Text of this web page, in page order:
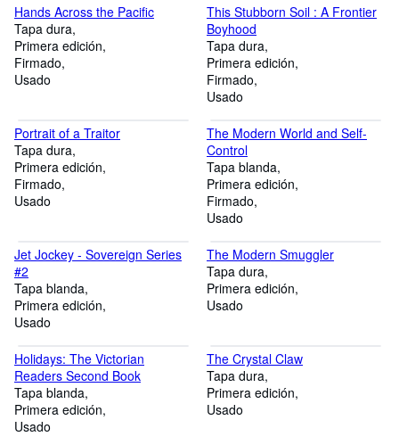
Hands Across the Pacific
Tapa dura
Primera edición
Firmado
Usado
This Stubborn Soil : A Frontier
Boyhood
Tapa dura
Primera edición
Firmado
Usado
Portrait of a Traitor
Tapa dura
Primera edición
Firmado
Usado
The Modern World and Self-
Control
Tapa blanda
Primera edición
Firmado
Usado
Jet Jockey - Sovereign Series
#2
Tapa blanda
Primera edición
Usado
The Modern Smuggler
Tapa dura
Primera edición
Usado
Holidays: The Victorian
Readers Second Book
Tapa blanda
Primera edición
Usado
The Crystal Claw
Tapa dura
Primera edición
Usado